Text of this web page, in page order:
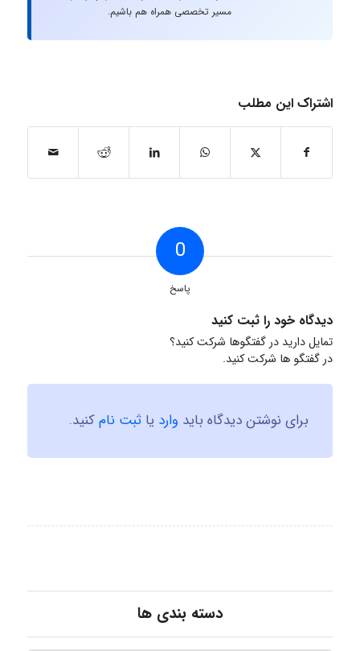
مسیر تخصصی همراه هم باشیم.
اشتراک این مطلب
0
پاسخ
دیدگاه خود را ثبت کنید
تمایل دارید در گفتگوها شرکت کنید؟
در گفتگو ها شرکت کنید.
برای نوشتن دیدگاه باید وارد یا ثبت نامکنید.
دسته بندی ها